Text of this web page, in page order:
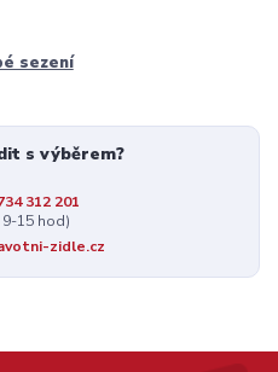
sezení
s výběrem?
312 201
9-15 hod)
zidle.cz